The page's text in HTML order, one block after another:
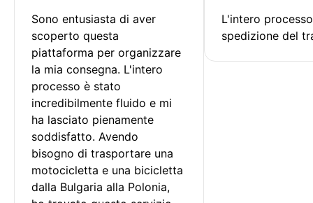
Sono entusiasta di aver
scoperto questa
piattaforma per organizzare
la mia consegna. L'intero
processo è stato
incredibilmente fluido e mi
ha lasciato pienamente
soddisfatto. Avendo
bisogno di trasportare una
motocicletta e una bicicletta
dalla Bulgaria alla Polonia,
L'intero
spedizione del